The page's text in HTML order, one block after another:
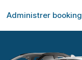
Administrer booking